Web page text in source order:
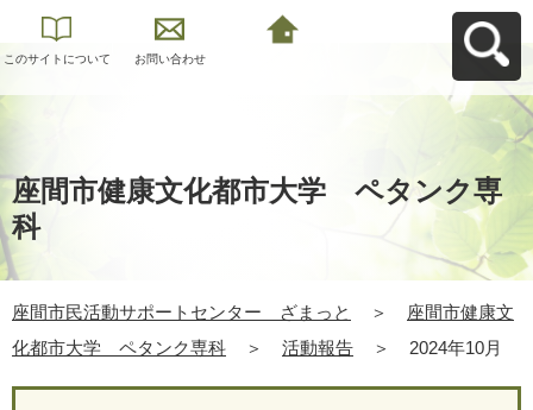
このサイトについて お問い合わせ
座間市健康文化都市大学 ペタンク専
科
座間市民活動サポートセンター ざまっと ＞
座間市健康文
化都市大学 ペタンク専科
＞ 活動報告 ＞ 2024年10月